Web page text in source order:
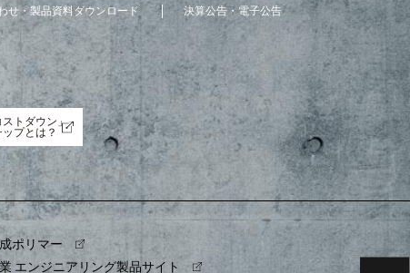
せ・製品資料ダウンロード 決算公告・電子公告
ストダウン」
プとは？
ポリマー
エンジニアリング製品サイト